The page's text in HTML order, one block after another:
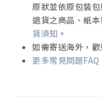
原狀並依原包裝
退貨之商品、紙
貨須知 。
如需寄送海外，
更多常見問題FAQ